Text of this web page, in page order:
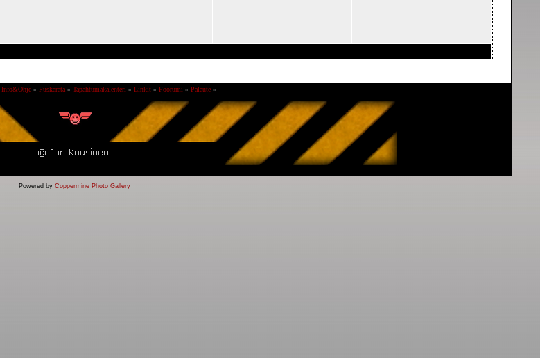
Info&Ohje» Puskarata» Tapahtumakalenteri » Linkit» Foorumi » Palaute»
Powered by Coppermine Photo Gallery